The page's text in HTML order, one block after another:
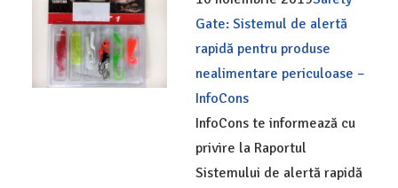
Gate: Sistemul de alertă
rapidă pentru produse
nealimentare periculoase –
InfoCons
InfoCons te informează cu
privire la Raportul
Sistemului de alertă rapidă